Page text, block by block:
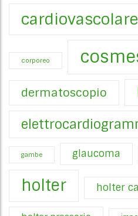
cardiovascolare
corporeo
dermatoscopio
gambe glaucoma
holter holter